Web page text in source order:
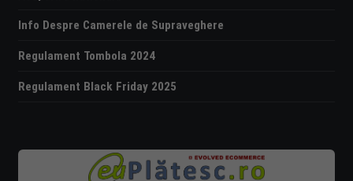
Info Despre Camerele de Supraveghere
Regulament Tombola 2024
Regulament Black Friday 2025